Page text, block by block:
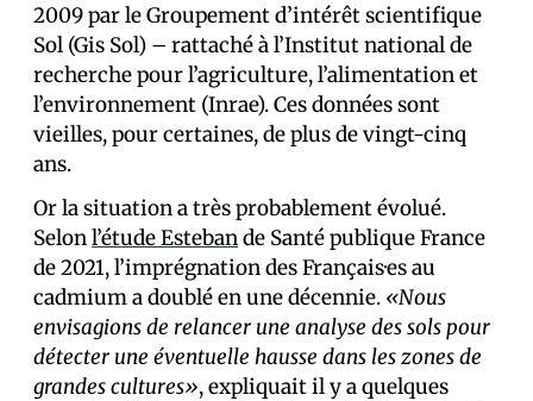
2009 par le Groupement d’intérêt scientifique
Sol (Gis Sol) – rattaché à l’Institut national de
recherche pour l’agriculture, l’alimentation et
l’environnement (Inrae). Ces données sont
vieilles, pour certaines, de plus de vingt-cinq
ans.
Or la situation a très probablement évolué.
Selonl’étude Estebande Santé publique France
de 2021, l’imprégnation des Français·es au
cadmium a doublé en une décennie. «Nous
envisagions de relancer une analyse des sols pour
détecter une éventuelle hausse dans les zones de
grandes cultures», expliquait il y a quelques